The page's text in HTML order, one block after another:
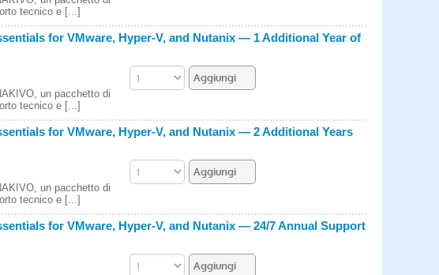
tecnico e [...]
for VMware, Hyper-V, and Nutanix — 1 Additional Year of
un pacchetto di
tecnico e [...]
for VMware, Hyper-V, and Nutanix — 2 Additional Years
un pacchetto di
tecnico e [...]
for VMware, Hyper-V, and Nutanix — 24/7 Annual Support